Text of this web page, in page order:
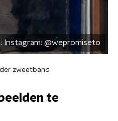
Instagram: @wepromiseto
zweetband
te